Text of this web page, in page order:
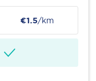
€1.5/km